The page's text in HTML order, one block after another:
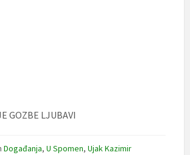
GOZBE LJUBAVI
Događanja, U Spomen, Ujak Kazimir